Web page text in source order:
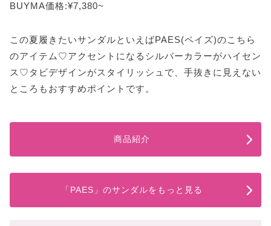
BUYMA価格:¥7,380~
この夏履きたいサンダルといえばPAES(ペイズ)のこちら
のアイテム♡アクセントになるシルバーカラーがハイセン
ス♡タビデザインがスタイリッシュで、手抜きに見えない
ところもおすすめポイントです。
商品紹介
「PAES」のサンダルをもっと見る